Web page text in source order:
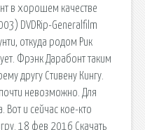
в хорошем качестве
DVDRip-Generalfilm
откуда родом Рик
Фрэнк Дарабонт таким
другу Стивену Кингу.
невозможно. Для
и сейчас кое-кто
18 фев 2016 Скачать